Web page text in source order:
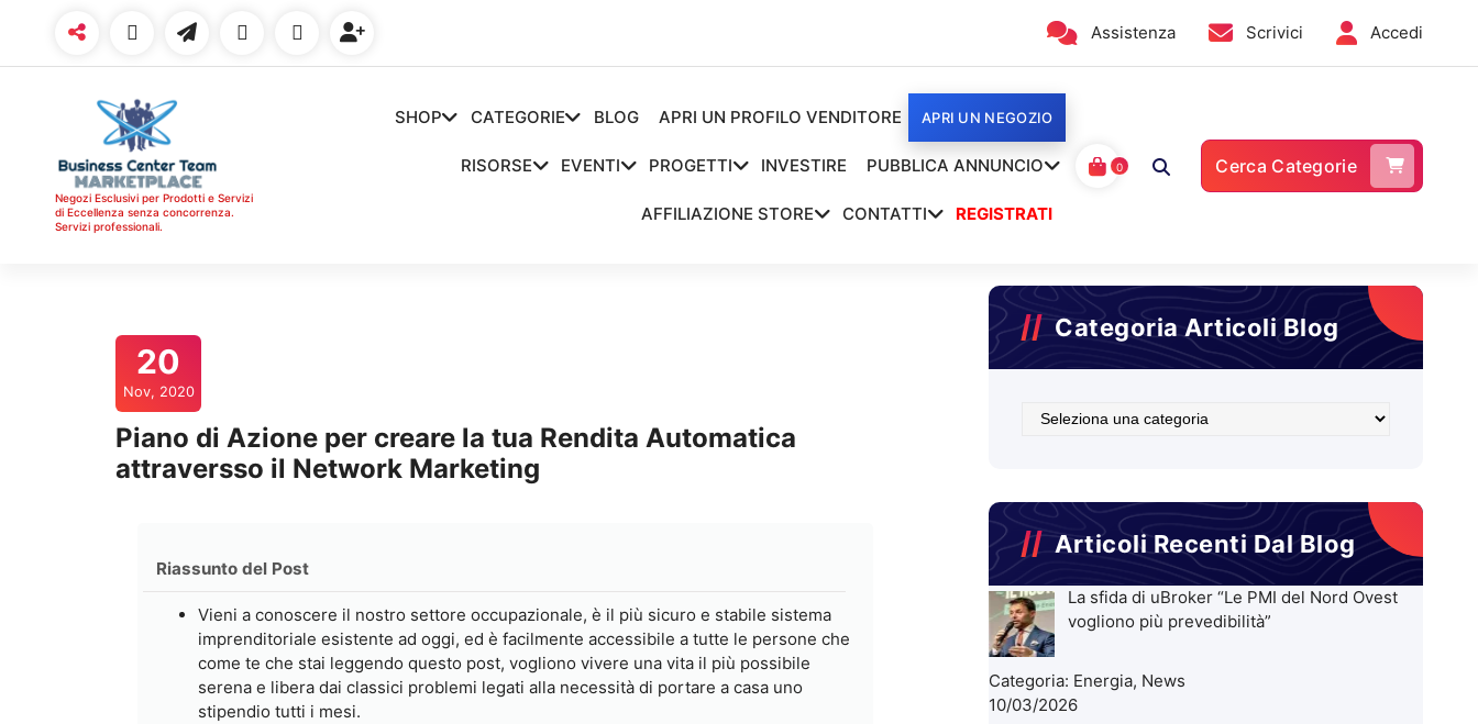
Assistenza Scrivici Accedi
Negozi Esclusivi per Prodotti e Servizi
di Eccellenza senza concorrenza.
Servizi professionali.
SHOP CATEGORIE BLOG APRI UN PROFILO VENDITORE APRI UN NEGOZIO
RISORSE EVENTI PROGETTI INVESTIRE PUBBLICA ANNUNCIO
AFFILIAZIONE STORE CONTATTI REGISTRATI
0 Cerca Categorie
20
Nov, 2020
Piano di Azione per creare la tua Rendita Automatica
attraversso il Network Marketing
Riassunto del Post
Vieni a conoscere il nostro settore occupazionale, è il più sicuro e stabile sistema
imprenditoriale esistente ad oggi, ed è facilmente accessibile a tutte le persone che
come te che stai leggendo questo post, vogliono vivere una vita il più possibile
serena e libera dai classici problemi legati alla necessità di portare a casa uno
stipendio tutti i mesi.
Categoria Articoli Blog
Categoria
Articoli Recenti Dal Blog
La sfida di uBroker “Le PMI del Nord Ovest
vogliono più prevedibilità”
Categoria: Energia, News
10/03/2026